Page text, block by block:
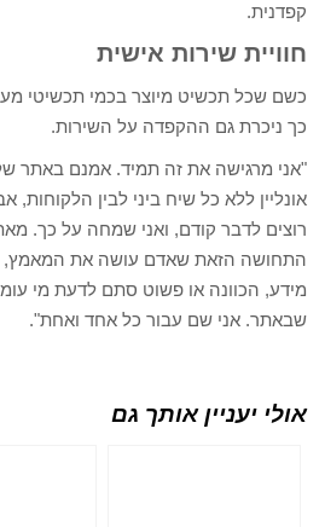
קפדנית.
חוויית שירות אישית
כשם שכל תכשיט מיוצר בכמי תכשיטי
כך ניכרת גם ההקפדה על השירות.
"אני מרגישה את זה תמיד. אמנם באתר
אונליין ללא כל שיח ביני לבין
רוצים לדבר קודם, ואני שמחה על כך.
התחושה הזאת שאדם עושה את המאמץ,
מידע, הכוונה או פשוט סתם לדעת מי
שבאתר. אני שם עבור כל אחד ואחת".
אולי יעניין אותך גם